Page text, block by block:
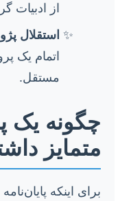
از ادبیات
استقلال
اتمام یک
مستقل.
چگونه یک
متمایز
برای اینکه